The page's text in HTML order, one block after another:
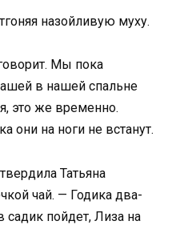
назойливую муху.
Мы пока
в нашей спальне
это же временно.
они на ноги не встанут.
Татьяна
чай. — Годика два-
пойдет, Лиза на